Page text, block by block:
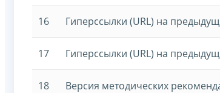
16 Гиперссылки (URL) на
17 Гиперссылки (URL) на
18 Версия методических